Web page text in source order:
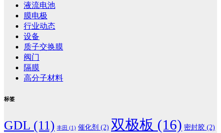
液流电池
膜电极
行业动态
设备
质子交换膜
阀门
隔膜
高分子材料
标签
GDL (11) 丰田 (1) 催化剂 (2) 双极板 (16) 密封胶 (2)